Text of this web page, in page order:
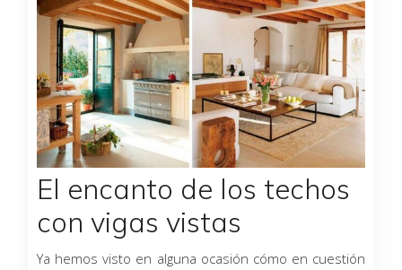
El encanto de los techos
con vigas vistas
Ya hemos visto en alguna ocasión cómo en cuestión